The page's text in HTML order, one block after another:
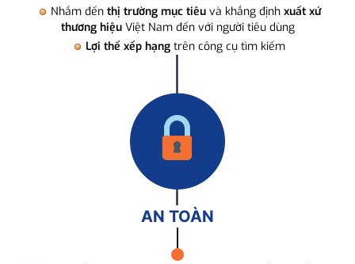
Nhắm đến thị trường mục tiêuvà khẳng định xuất xứ
thương hiệuViệt Nam đến với người tiêu dùng
Lợi thế xếp hạng trên công cụ tìm kiếm
AN TOÀN